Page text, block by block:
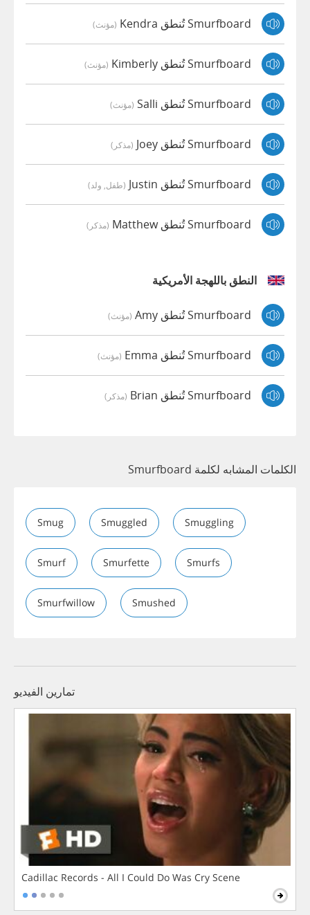
Smurfboard تُنطق Kendra (مؤنث)
Smurfboard تُنطق Kimberly (مؤنث)
Smurfboard تُنطق Salli (مؤنث)
Smurfboard تُنطق Joey (مذكر)
Smurfboard تُنطق Justin (طفل, ولد)
Smurfboard تُنطق Matthew (مذكر)
النطق باللهجة الأمريكية
Smurfboard تُنطق Amy (مؤنث)
Smurfboard تُنطق Emma (مؤنث)
Smurfboard تُنطق Brian (مذكر)
الكلمات المشابه لكلمة Smurfboard
Smug Smuggled Smuggling
Smurf Smurfette Smurfs
Smurfwillow Smushed
تمارين الفيديو
Cadillac Records - All I Could Do Was Cry Scene